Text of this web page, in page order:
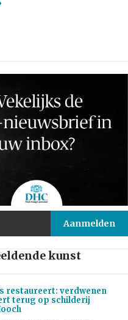
kunst
restaureert: verdwenen
terug op schilderij